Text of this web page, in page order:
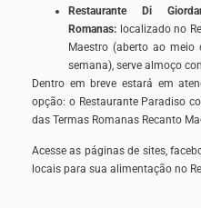
Restaurante Di
Romanas: localizado no
Maestro (aberto ao
semana), serve almoço
Dentro em breve estará em
opção: o Restaurante Paradiso
das Termas Romanas Recanto
Acesse as páginas de sites,
locais para sua alimentação no